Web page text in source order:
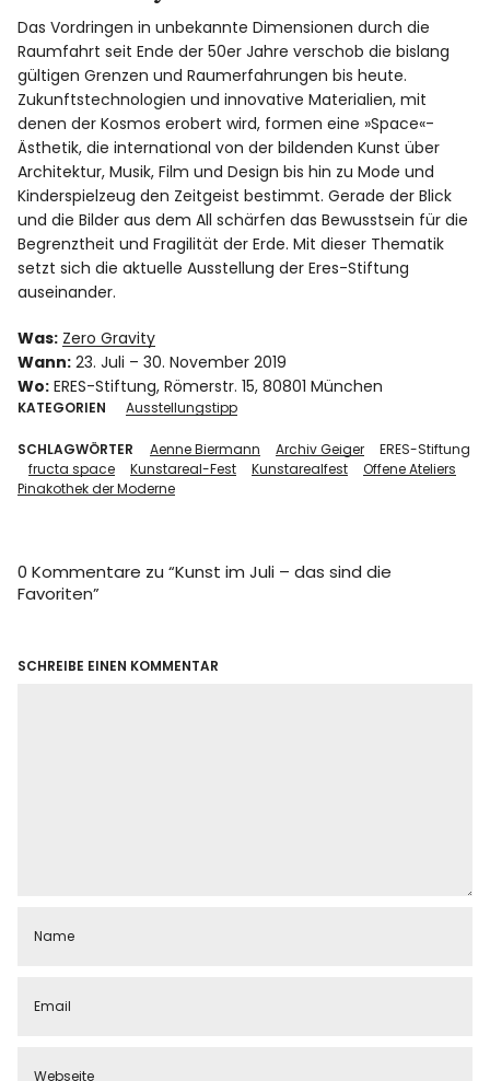
Das Vordringen in unbekannte Dimensionen durch die
Raumfahrt seit Ende der 50er Jahre verschob die bislang
gültigen Grenzen und Raumerfahrungen bis heute.
Zukunftstechnologien und innovative Materialien, mit
denen der Kosmos erobert wird, formen eine »Space«-
Ästhetik, die international von der bildenden Kunst über
Architektur, Musik, Film und Design bis hin zu Mode und
Kinderspielzeug den Zeitgeist bestimmt. Gerade der Blick
und die Bilder aus dem All schärfen das Bewusstsein für die
Begrenztheit und Fragilität der Erde. Mit dieser Thematik
setzt sich die aktuelle Ausstellung der Eres-Stiftung
auseinander.
Was: Zero Gravity
Wann: 23. Juli – 30. November 2019
Wo: ERES-Stiftung, Römerstr. 15, 80801 München
KATEGORIEN Ausstellungstipp
SCHLAGWÖRTER Aenne Biermann Archiv Geiger
ERES-Stiftung
fructa space
Kunstareal-Fest Kunstarealfest
Offene Ateliers
Pinakothek der Moderne
0 Kommentare zu “Kunst im Juli – das sind die
Favoriten”
SCHREIBE EINEN KOMMENTAR